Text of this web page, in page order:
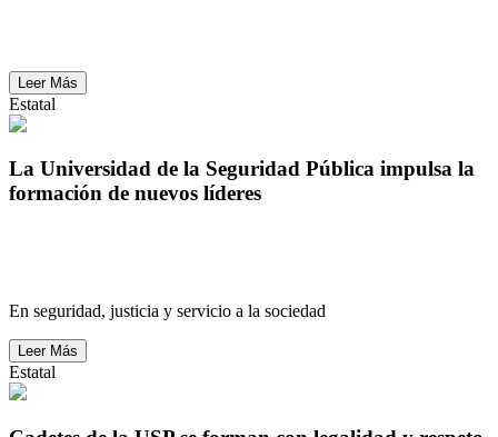
Leer Más
Estatal
La Universidad de la Seguridad Pública impulsa la
formación de nuevos líderes
En seguridad, justicia y servicio a la sociedad
Leer Más
Estatal